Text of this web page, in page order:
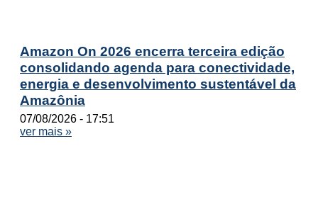
Amazon On 2026 encerra terceira edição
consolidando agenda para conectividade,
energia e desenvolvimento sustentável da
Amazônia
07/08/2026
17:51
ver mais »